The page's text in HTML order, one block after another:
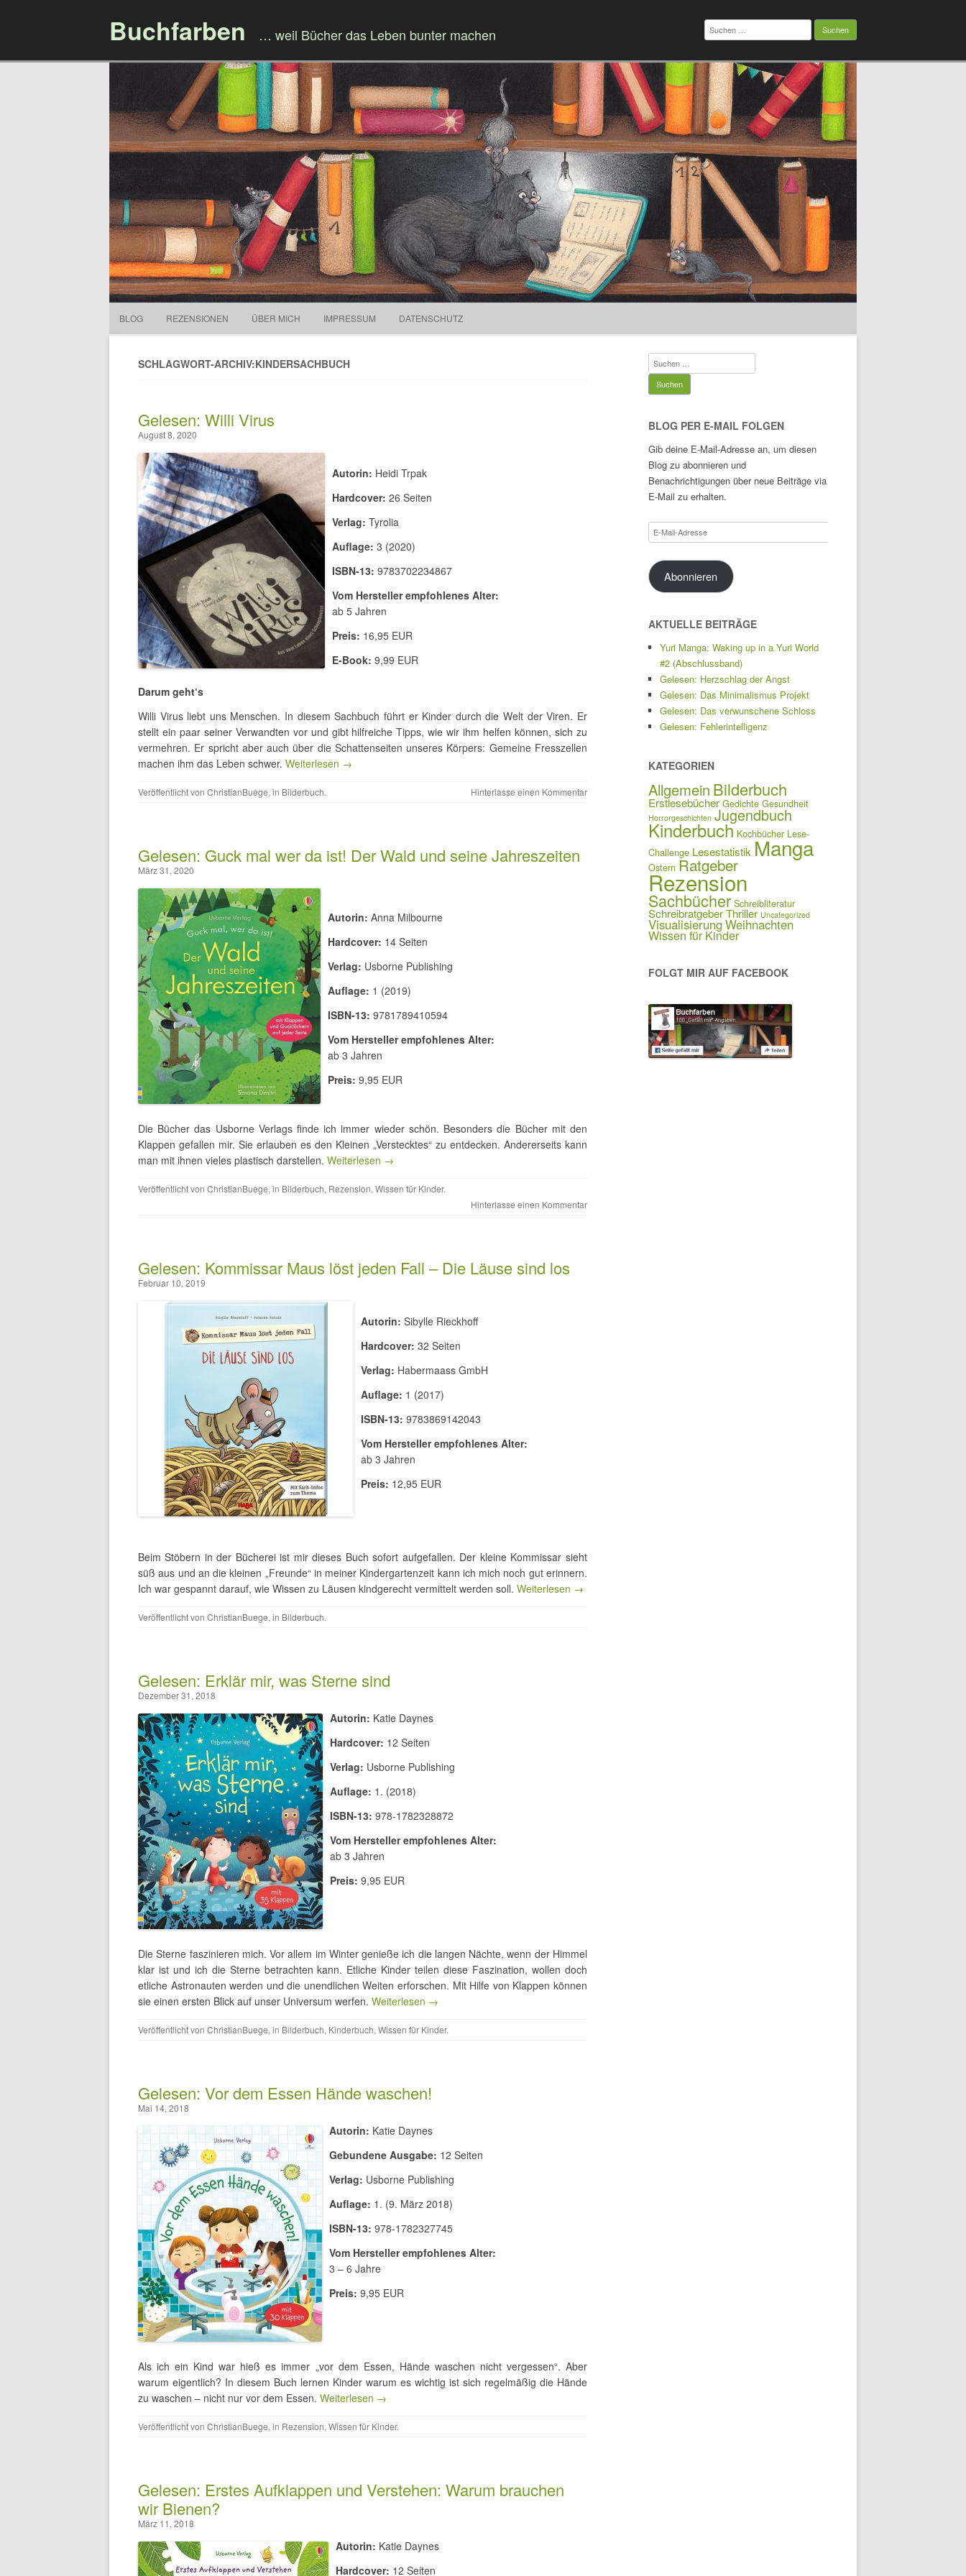
Buchfarben … weil Bücher das Leben bunter machen
Suchen
nach:
BLOG REZENSIONEN ÜBER MICH IMPRESSUM DATENSCHUTZ
SCHLAGWORT-ARCHIV:KINDERSACHBUCH
Gelesen: Willi Virus
August 8, 2020
Autorin: Heidi Trpak
Hardcover: 26 Seiten
Verlag: Tyrolia
Auflage: 3 (2020)
ISBN-13: 9783702234867
Vom Hersteller empfohlenes Alter:
ab 5 Jahren
Preis: 16,95 EUR
E-Book: 9,99 EUR
Darum geht‘s
Willi Virus liebt uns Menschen. In diesem Sachbuch führt er Kinder durch die Welt der Viren. Er
stellt ein paar seiner Verwandten vor und gibt hilfreiche Tipps, wie wir ihm helfen können, sich zu
vermehren. Er spricht aber auch über die Schattenseiten unseres Körpers: Gemeine Fresszellen
machen ihm das Leben schwer. Weiterlesen →
Veröffentlicht von ChristianBuege, in Bilderbuch. Hinterlasse einen Kommentar
Gelesen: Guck mal wer da ist! Der Wald und seine Jahreszeiten
März 31, 2020
Autorin: Anna Milbourne
Hardcover: 14 Seiten
Verlag: Usborne Publishing
Auflage: 1 (2019)
ISBN-13: 9781789410594
Vom Hersteller empfohlenes Alter:
ab 3 Jahren
Preis: 9,95 EUR
Die Bücher das Usborne Verlags finde ich immer wieder schön. Besonders die Bücher mit den
Klappen gefallen mir. Sie erlauben es den Kleinen „Verstecktes“ zu entdecken. Andererseits kann
man mit ihnen vieles plastisch darstellen. Weiterlesen →
Veröffentlicht von ChristianBuege, in Bilderbuch, Rezension, Wissen für Kinder.
Hinterlasse einen Kommentar
Gelesen: Kommissar Maus löst jeden Fall – Die Läuse sind los
Februar 10, 2019
Autorin: Sibylle Rieckhoff
Hardcover: 32 Seiten
Verlag: Habermaass GmbH
Auflage: 1 (2017)
ISBN-13: 9783869142043
Vom Hersteller empfohlenes Alter:
ab 3 Jahren
Preis: 12,95 EUR
Beim Stöbern in der Bücherei ist mir dieses Buch sofort aufgefallen. Der kleine Kommissar sieht
süß aus und an die kleinen „Freunde“ in meiner Kindergartenzeit kann ich mich noch gut erinnern.
Ich war gespannt darauf, wie Wissen zu Läusen kindgerecht vermittelt werden soll. Weiterlesen →
Veröffentlicht von ChristianBuege, in Bilderbuch.
Gelesen: Erklär mir, was Sterne sind
Dezember 31, 2018
Autorin: Katie Daynes
Hardcover: 12 Seiten
Verlag: Usborne Publishing
Auflage: 1. (2018)
ISBN-13: 978-1782328872
Vom Hersteller empfohlenes Alter:
ab 3 Jahren
Preis: 9,95 EUR
Die Sterne faszinieren mich. Vor allem im Winter genieße ich die langen Nächte, wenn der Himmel
klar ist und ich die Sterne betrachten kann. Etliche Kinder teilen diese Faszination, wollen doch
etliche Astronauten werden und die unendlichen Weiten erforschen. Mit Hilfe von Klappen können
sie einen ersten Blick auf unser Universum werfen. Weiterlesen →
Veröffentlicht von ChristianBuege, in Bilderbuch, Kinderbuch, Wissen für Kinder.
Gelesen: Vor dem Essen Hände waschen!
Mai 14, 2018
Autorin: Katie Daynes
Gebundene Ausgabe: 12 Seiten
Verlag: Usborne Publishing
Auflage: 1. (9. März 2018)
ISBN-13: 978-1782327745
Vom Hersteller empfohlenes Alter:
3 – 6 Jahre
Preis: 9,95 EUR
Als ich ein Kind war hieß es immer „vor dem Essen, Hände waschen nicht vergessen“. Aber
warum eigentlich? In diesem Buch lernen Kinder warum es wichtig ist sich regelmäßig die Hände
zu waschen – nicht nur vor dem Essen. Weiterlesen →
Veröffentlicht von ChristianBuege, in Rezension, Wissen für Kinder.
Gelesen: Erstes Aufklappen und Verstehen: Warum brauchen
wir Bienen?
März 11, 2018
Autorin: Katie Daynes
Hardcover: 12 Seiten
Suchen
nach:
BLOG PER E-MAIL FOLGEN
Gib deine E-Mail-Adresse an, um diesen
Blog zu abonnieren und
Benachrichtigungen über neue Beiträge via
E-Mail zu erhalten.
E-
Mail-
Adresse
Abonnieren
AKTUELLE BEITRÄGE
Yuri Manga: Waking up in a Yuri World
#2 (Abschlussband)
Gelesen: Herzschlag der Angst
Gelesen: Das Minimalismus Projekt
Gelesen: Das verwunschene Schloss
Gelesen: Fehlerintelligenz
KATEGORIEN
Allgemein Bilderbuch
Erstlesebücher Gedichte Gesundheit
Horrorgeschichten Jugendbuch
Kinderbuch Kochbücher Lese-
Challenge Lesestatistik Manga
Ostern Ratgeber
Rezension
Sachbücher Schreibliteratur
SchreibratgeberThriller Uncategorized
VisualisierungWeihnachten
Wissen für Kinder
FOLGT MIR AUF FACEBOOK